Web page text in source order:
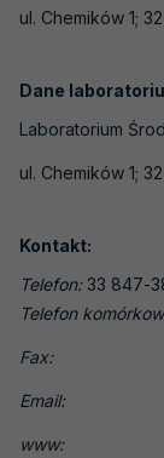
usługi
ul. Chemików 1;
Dane
Laboratorium
ul. Chemików 1;
Kontakt:
Telefon:33 847-
Telefon
Fax:
Email:
www: